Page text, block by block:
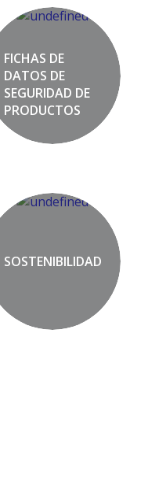
FICHAS DE
DATOS DE
SEGURIDAD DE
PRODUCTOS
SOSTENIBILIDAD